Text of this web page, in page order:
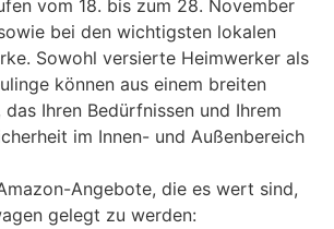
vom 18. bis zum 28. November
bei den wichtigsten lokalen
Sowohl versierte Heimwerker als
können aus einem breiten
Ihren Bedürfnissen und Ihrem
im Innen- und Außenbereich
Angebote, die es wert sind,
gelegt zu werden: